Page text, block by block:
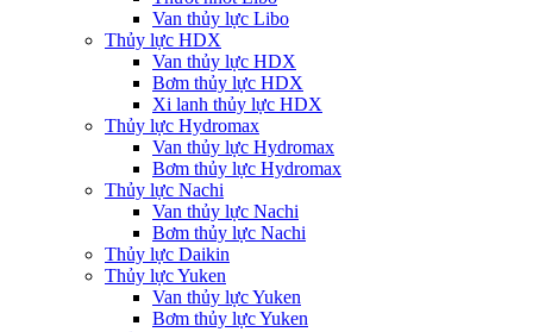
Van thủy lực Libo
Thủy lực HDX
Van thủy lực HDX
Bơm thủy lực HDX
Xi lanh thủy lực HDX
Thủy lực Hydromax
Van thủy lực Hydromax
Bơm thủy lực Hydromax
Thủy lực Nachi
Van thủy lực Nachi
Bơm thủy lực Nachi
Thủy lực Daikin
Thủy lực Yuken
Van thủy lực Yuken
Bơm thủy lực Yuken